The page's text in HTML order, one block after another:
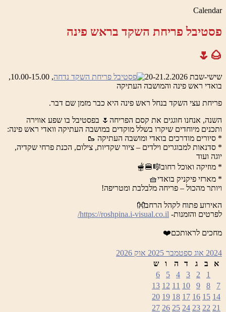
Calendar
פסטיבל פריחת השקד בראש פינה
🌰🌷
שישי-שבת 20-21.2.2026
, 10.00-15.00,
בואדי ראש פינה והמושבה העתיקה
פריחת עצי השקד בנחל ראש פינה היא כבר מזמן שם דבר.
השנה, אנחנו חוגגים את קסם הפריחה🌷 בפסטיבל בו שפע אווירה
ותכנים מיוחדים שיקרו בשלל מוקדים במושבה העתיקה וואדי ראש פינה:
* סיורים מודרכים בואדי ומושבה העתיקה 🥾
* סדנאות למבוגרים וילדים – ציור שקדיות, צילום, הכנת פרחי שקדיה,
יוגה ועוד
* מוזיקה ואוכל רחוב🎼🍔🫕
* מארזי פיקניק בואדי🧺
ויותר מהכול – פריחה מלבלבת ומטריפה!
האירוע פתוח לקהל הרחב👐
לפרטים והזמנות- https://roshpina.i-visual.co.il/
מחכים לראותכם❤️
2024 אוג ספטמבר 2025 אוק 2026
א
ב ג ד ה ו
ש
1
2
3
4
5
6
7
8
9
10
11
12
13
14
15
16
17
18
19
20
21
22
23
24
25
26
27